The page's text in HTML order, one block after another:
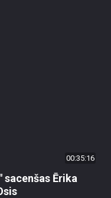
00:35:16
Ērika